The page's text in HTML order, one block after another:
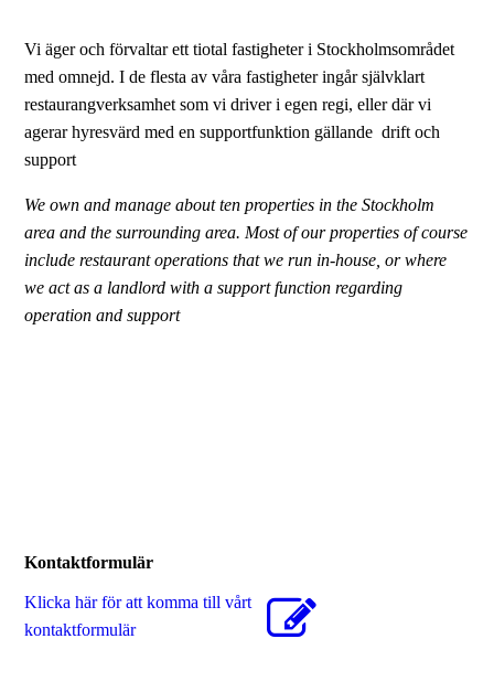
Vi äger och förvaltar ett tiotal fastigheter i Stockholmsområdet
med omnejd. I de flesta av våra fastigheter ingår självklart
restaurangverksamhet som vi driver i egen regi, eller där vi
agerar hyresvärd med en supportfunktion gällande drift och
support
We own and manage about ten properties in the Stockholm
area and the surrounding area. Most of our properties of course
include restaurant operations that we run in-house, or where
we act as a landlord with a support function regarding
operation and support
Kontaktformulär
Klicka här för att komma till vårt
kontaktformulär